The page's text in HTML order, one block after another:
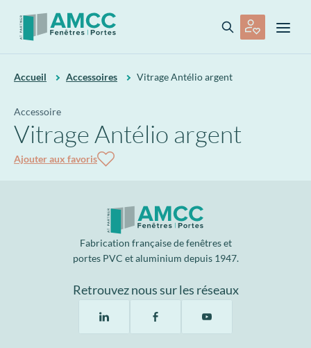
Accueil Accessoires Vitrage Antélio argent
Accessoire
Vitrage Antélio argent
Ajouter aux favoris
Fabrication française de fenêtres et
portes PVC et aluminium depuis 1947.
Retrouvez nous sur les réseaux